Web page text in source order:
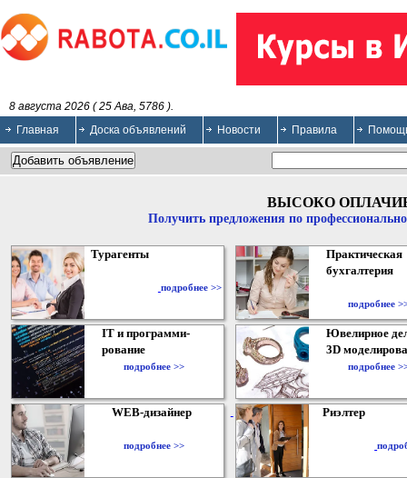
8 августа 2026 ( 25 Ава, 5786 ).
Главная
Доска объявлений Новости Правила
ВЫСОКО
Получить предложения по
Турагенты
подробнее >>
Практическая
бухгалтерия
подробнее
IT и программи-
рование
подробнее >>
Ювелирное
3D
подробнее
WEB-дизайнер
подробнее >>
Риэлтер